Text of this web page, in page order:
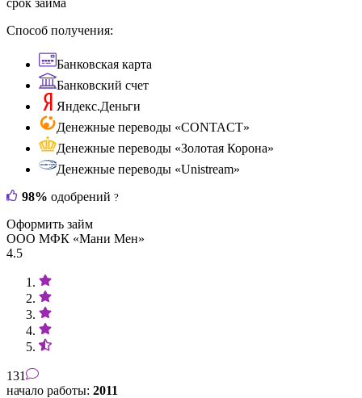
Способ получения:
Банковская карта
Банковский счет
Яндекс.Деньги
Денежные переводы «CONTACT»
Денежные переводы «Золотая Корона»
Денежные переводы «Unistream»
98% одобрений ?
Оформить займ
ООО МФК «Мани Мен»
4.5
131
начало работы: 2011